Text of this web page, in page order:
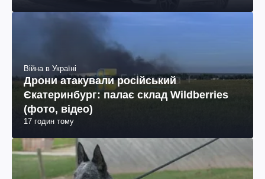
Війна в Україні
Дрони атакували російський
Єкатеринбург: палає склад Wildberries
(фото, відео)
17 годин тому